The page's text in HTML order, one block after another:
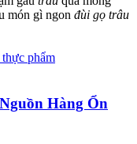
món gì ngon đùi gọ trâu
phẩm
Hàng Ổn